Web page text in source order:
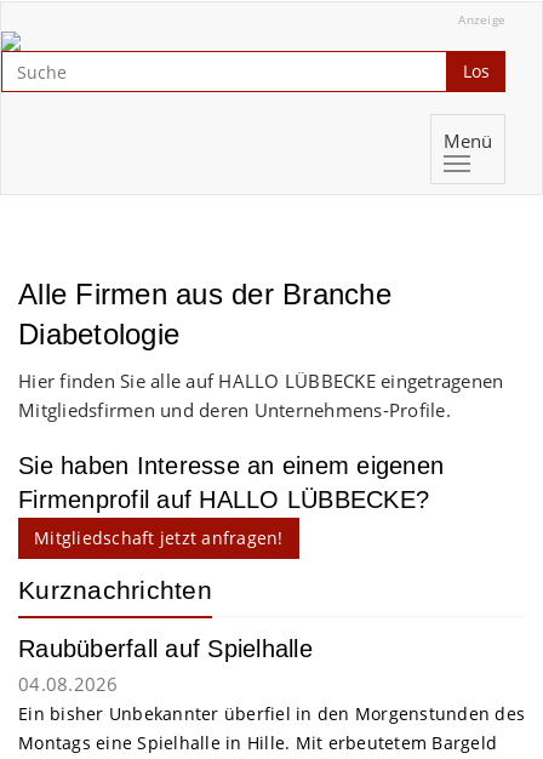
Anzeige
Los
Menü
Alle Firmen aus der Branche
Diabetologie
Hier finden Sie alle auf HALLO LÜBBECKE eingetragenen
Mitgliedsfirmen und deren Unternehmens-Profile.
Sie haben Interesse an einem eigenen
Firmenprofil auf HALLO LÜBBECKE?
Mitgliedschaft jetzt anfragen!
Kurznachrichten
Raubüberfall auf Spielhalle
04.08.2026
Ein bisher Unbekannter überfiel in den Morgenstunden des
Montags eine Spielhalle in Hille. Mit erbeutetem Bargeld